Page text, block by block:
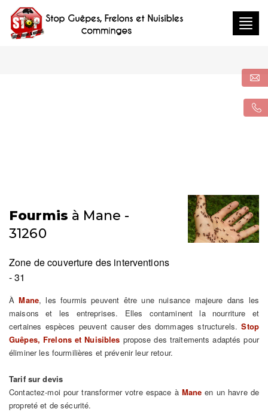
Fourmis à Mane -
31260
Zone de couverture des interventions
- 31
ÀMane, les fourmis peuvent être une nuisance majeure dans les
maisons et les entreprises. Elles contaminent la nourriture et
certaines espèces peuvent causer des dommages structurels.Stop
Guêpes, Frelons et Nuisibles propose des traitements adaptés pour
éliminer les fourmilières et prévenir leur retour.
Tarif sur devis
Contactez-moi pour transformer votre espace à Mane en un havre de
propreté et de sécurité.